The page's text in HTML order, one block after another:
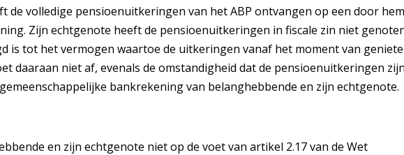
de volledige pensioenuitkeringen van het ABP ontvangen op een door
Zijn echtgenote heeft de pensioenuitkeringen in fiscale zin niet
is tot het vermogen waartoe de uitkeringen vanaf het moment van
daaraan niet af, evenals de omstandigheid dat de pensioenuitkeringen
bankrekening van belanghebbende en zijn echtgenote.
en zijn echtgenote niet op de voet van artikel 2.17 van de Wet